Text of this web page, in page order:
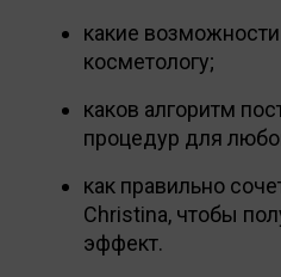
какие
косметологу;
каков алгоритм
процедур для
как правильно
Christina, чтобы
эффект.